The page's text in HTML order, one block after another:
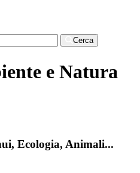
Cerca
e Natura
Ecologia, Animali...